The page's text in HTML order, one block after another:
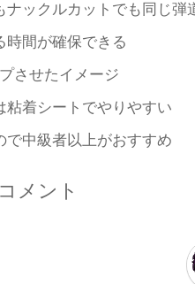
ックルカットでも同じ弾
時間が確保できる
させたイメージ
粘着シートでやりやすい
で中級者以上がおすすめ
メント